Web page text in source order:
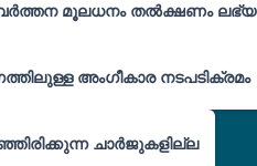
മൂലധനം തൽക്ഷണം
അംഗീകാര നടപടിക്രമം
ചാർജുകളില്ല